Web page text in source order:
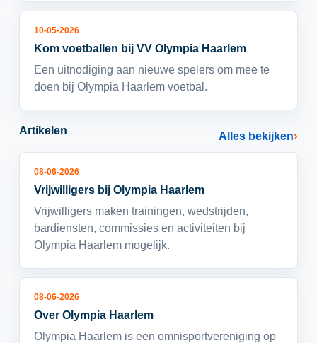
10-05-2026
Kom voetballen bij VV Olympia Haarlem
Een uitnodiging aan nieuwe spelers om mee te
doen bij Olympia Haarlem voetbal.
Artikelen Alles bekijken
08-06-2026
Vrijwilligers bij Olympia Haarlem
Vrijwilligers maken trainingen, wedstrijden,
bardiensten, commissies en activiteiten bij
Olympia Haarlem mogelijk.
08-06-2026
Over Olympia Haarlem
Olympia Haarlem is een omnisportvereniging op